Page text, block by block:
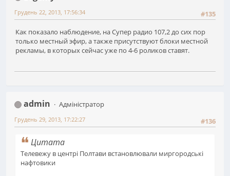
#135
Грудень 22, 2013, 17:56:34
Как показало наблюдение, на Супер радио 107,2 до сих пор
только местный эфир, а также присутствуют блоки местной
рекламы, в которых сейчас уже по 4-6 роликов ставят.
admin
Адміністратор
#136
Грудень 29, 2013, 17:22:27
Цитата
Телевежу в центрі Полтави встановлювали миргородські
нафтовики